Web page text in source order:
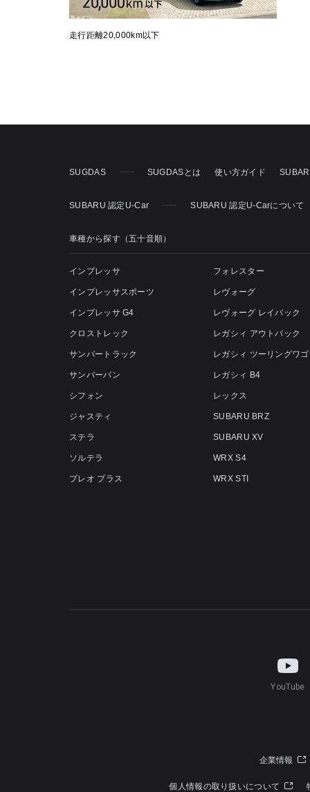
走行距離20,000km以下
SUGDAS SUGDASとは 使い方ガイド
SUBARU 認定U-Car SUBARU 認定U-Carについて
車種から探す（五十音順）
インプレッサ
インプレッサスポーツ
インプレッサ G4
クロストレック
サンバートラック
サンバーバン
シフォン
ジャスティ
ステラ
ソルテラ
プレオ プラス
フォレスター
レヴォーグ
レヴォーグ レイバック
レガシィ アウトバック
レガシィ ツーリングワ
レガシィ B4
レックス
SUBARU BRZ
SUBARU XV
WRX S4
WRX STI
YouTube
企業情報
個人情報の取り扱いについて